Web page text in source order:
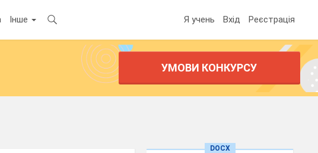
Інше Я учень Вхід Реєстрація
УМОВИ КОНКУРСУ
DOCX